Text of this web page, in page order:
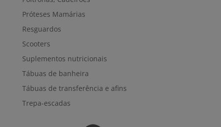
Próteses Mamárias
Resguardos
Scooters
Suplementos nutricionais
Tábuas de banheira
Tábuas de transferência e afins
Trepa-escadas